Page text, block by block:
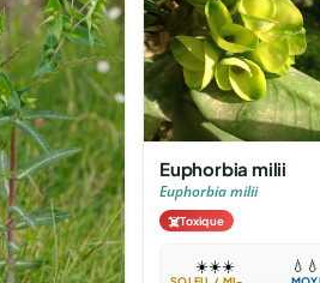
Euphorbia milii
Euphorbia milii
☠️Toxique
☀️☀️☀️ 💧 💧